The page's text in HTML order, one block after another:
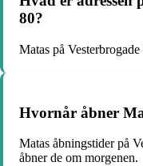
80?
Matas på
Hvornår åbner
Matas åbningstider på
åbner de om morgenen.